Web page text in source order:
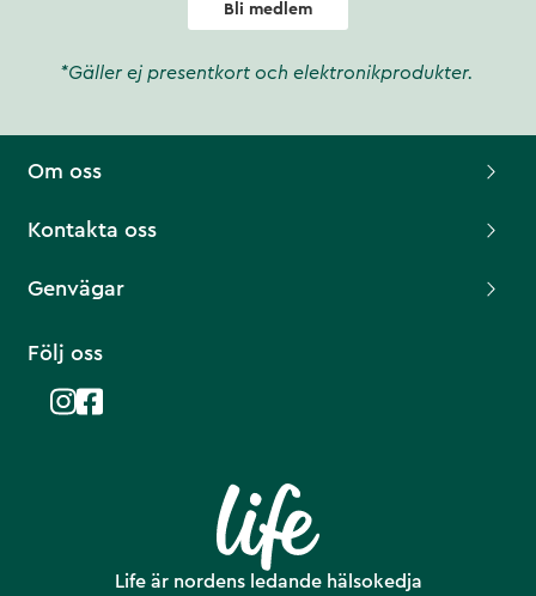
Bli medlem
*Gäller ej presentkort och elektronikprodukter.
Life är nordens ledande hälsokedja
Om oss
Kontakta oss
Genvägar
Följ oss